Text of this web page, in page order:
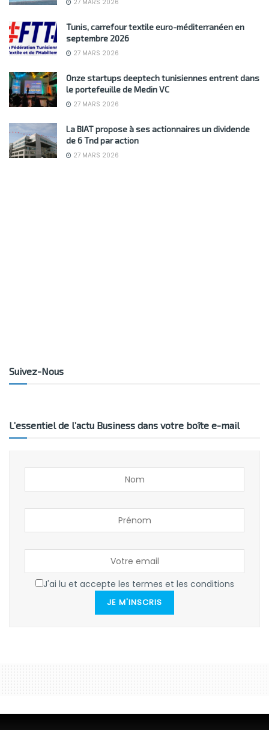
27 MARS 2026
Tunis, carrefour textile euro-méditerranéen en
septembre 2026
27 MARS 2026
Onze startups deeptech tunisiennes entrent dans
le portefeuille de Medin VC
27 MARS 2026
La BIAT propose à ses actionnaires un dividende
de 6 Tnd par action
27 MARS 2026
Suivez-Nous
L’essentiel de l’actu Business dans votre boîte e-mail
J'ai lu et accepte les termes et les conditions
JE M'INSCRIS